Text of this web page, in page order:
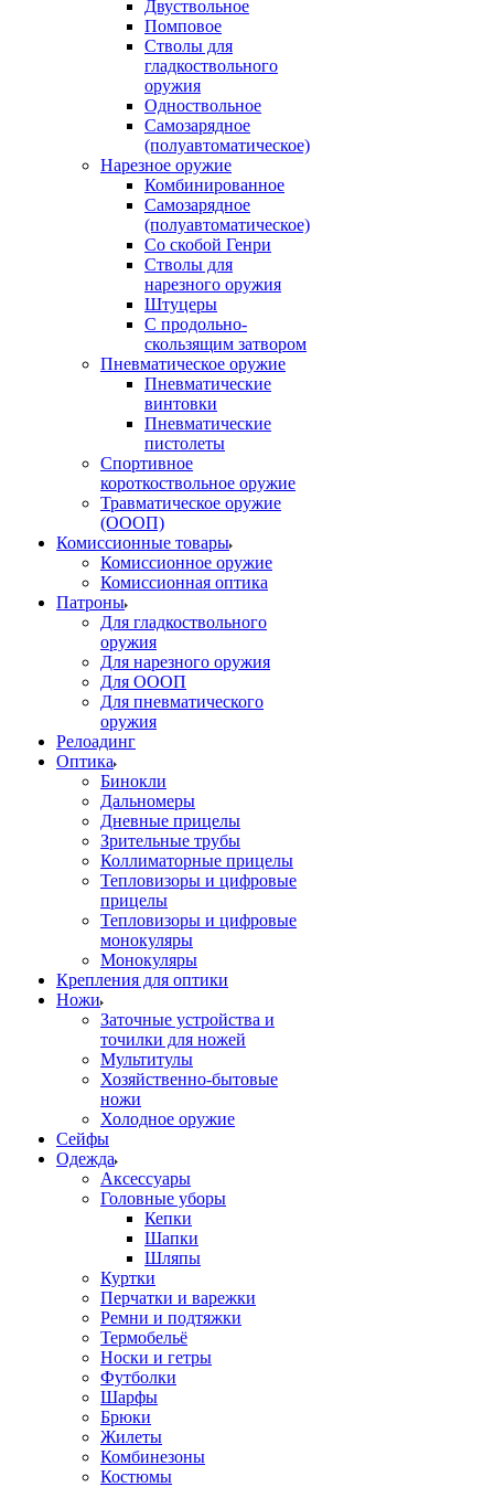
Двуствольное
Помповое
Стволы для
гладкоствольного
оружия
Одноствольное
Самозарядное
(полуавтоматическое)
Нарезное оружие
Комбинированное
Самозарядное
(полуавтоматическое)
Со скобой Генри
Стволы для
нарезного оружия
Штуцеры
С продольно-
скользящим затвором
Пневматическое оружие
Пневматические
винтовки
Пневматические
пистолеты
Спортивное
короткоствольное оружие
Травматическое оружие
(ОООП)
Комиссионные товары
Комиссионное оружие
Комиссионная оптика
Патроны
Для гладкоствольного
оружия
Для нарезного оружия
Для ОООП
Для пневматического
оружия
Релоадинг
Оптика
Бинокли
Дальномеры
Дневные прицелы
Зрительные трубы
Коллиматорные прицелы
Тепловизоры и цифровые
прицелы
Тепловизоры и цифровые
монокуляры
Монокуляры
Крепления для оптики
Ножи
Заточные устройства и
точилки для ножей
Мультитулы
Хозяйственно-бытовые
ножи
Холодное оружие
Сейфы
Одежда
Аксессуары
Головные уборы
Кепки
Шапки
Шляпы
Куртки
Перчатки и варежки
Ремни и подтяжки
Термобельё
Носки и гетры
Футболки
Шарфы
Брюки
Жилеты
Комбинезоны
Костюмы